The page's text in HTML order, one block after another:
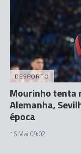
DESPORTO
Mourinho tenta
Alemanha,
época
16 Mai 09:02